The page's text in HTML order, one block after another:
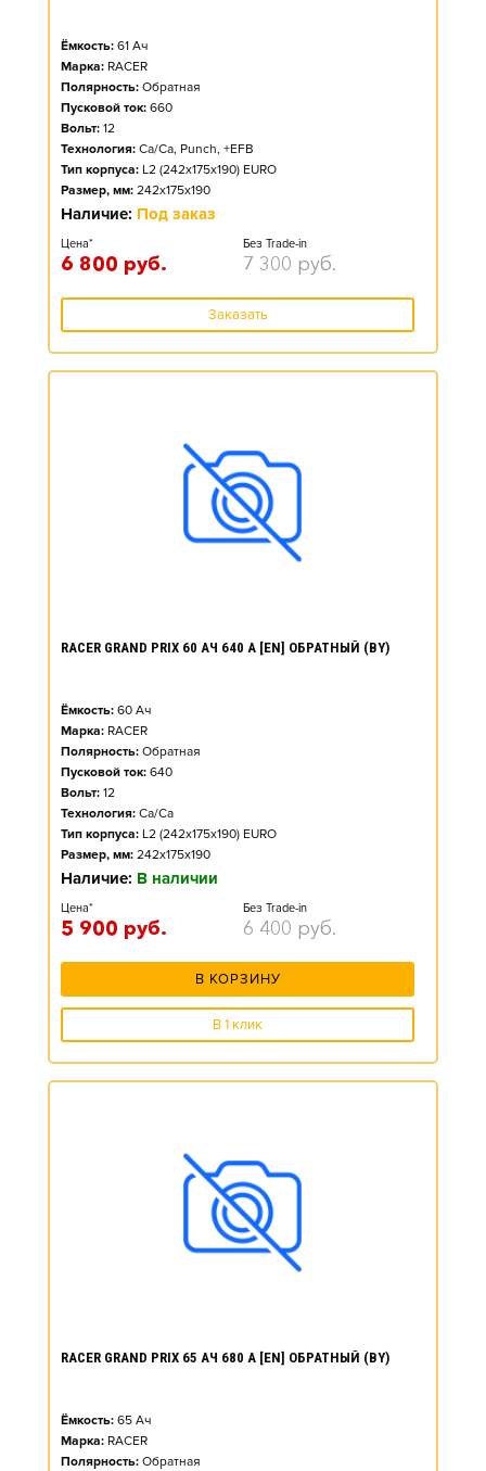
Ёмкость: 61 Ач
Марка: RACER
Полярность: Обратная
Пусковой ток: 660
Вольт: 12
Технология: Ca/Ca, Punch, +EFB
Тип корпуса: L2 (242x175x190) EURO
Размер, мм: 242x175x190
Наличие: Под заказ
Цена*
6 800 руб.
Без Trade-in
7 300 руб.
Заказать
RACER GRAND PRIX 60 АЧ 640 А [EN] ОБРАТНЫЙ (BY)
Ёмкость: 60 Ач
Марка: RACER
Полярность: Обратная
Пусковой ток: 640
Вольт: 12
Технология: Ca/Ca
Тип корпуса: L2 (242x175x190) EURO
Размер, мм: 242x175x190
Наличие: В наличии
Цена*
5 900 руб.
Без Trade-in
6 400 руб.
В КОРЗИНУ
В 1 клик
RACER GRAND PRIX 65 АЧ 680 А [EN] ОБРАТНЫЙ (BY)
Ёмкость: 65 Ач
Марка: RACER
Полярность: Обратная